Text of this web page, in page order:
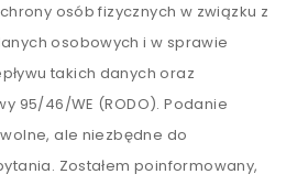
osób fizycznych w związku z
osobowych i w sprawie
takich danych oraz
95/46/WE (RODO). Podanie
ale niezbędne do
Zostałem poinformowany,